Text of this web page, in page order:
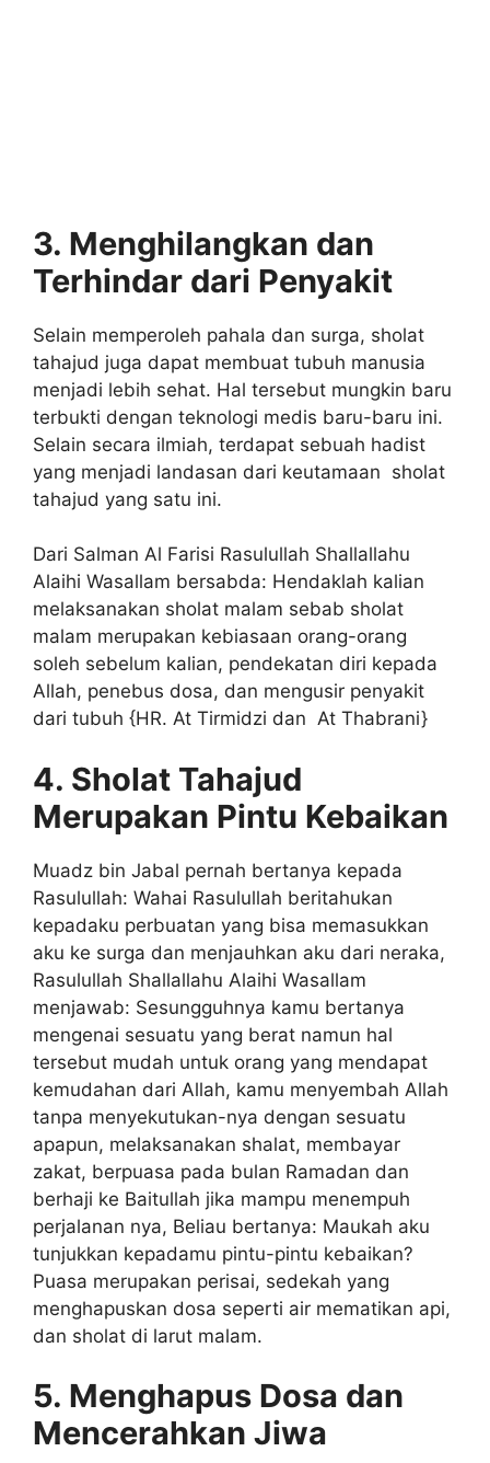
3. Menghilangkan dan
Terhindar dari Penyakit
Selain memperoleh pahala dan surga, sholat
tahajud juga dapat membuat tubuh manusia
menjadi lebih sehat. Hal tersebut mungkin baru
terbukti dengan teknologi medis baru-baru ini.
Selain secara ilmiah, terdapat sebuah hadist
yang menjadi landasan dari keutamaan sholat
tahajud yang satu ini.
Dari Salman Al Farisi Rasulullah Shallallahu
Alaihi Wasallam bersabda: Hendaklah kalian
melaksanakan sholat malam sebab sholat
malam merupakan kebiasaan orang-orang
soleh sebelum kalian, pendekatan diri kepada
Allah, penebus dosa, dan mengusir penyakit
dari tubuh {HR. At Tirmidzi dan At Thabrani}
4. Sholat Tahajud
Merupakan Pintu Kebaikan
Muadz bin Jabal pernah bertanya kepada
Rasulullah: Wahai Rasulullah beritahukan
kepadaku perbuatan yang bisa memasukkan
aku ke surga dan menjauhkan aku dari neraka,
Rasulullah Shallallahu Alaihi Wasallam
menjawab: Sesungguhnya kamu bertanya
mengenai sesuatu yang berat namun hal
tersebut mudah untuk orang yang mendapat
kemudahan dari Allah, kamu menyembah Allah
tanpa menyekutukan-nya dengan sesuatu
apapun, melaksanakan shalat, membayar
zakat, berpuasa pada bulan Ramadan dan
berhaji ke Baitullah jika mampu menempuh
perjalanan nya, Beliau bertanya: Maukah aku
tunjukkan kepadamu pintu-pintu kebaikan?
Puasa merupakan perisai, sedekah yang
menghapuskan dosa seperti air mematikan api,
dan sholat di larut malam.
5. Menghapus Dosa dan
Mencerahkan Jiwa